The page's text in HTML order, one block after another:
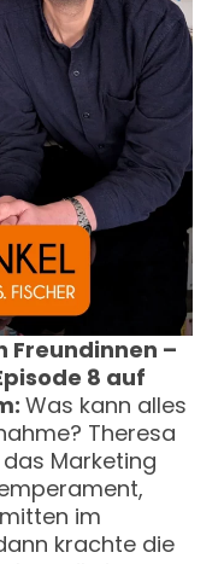
Freundinnen –
8 auf
Was kann alles
Theresa
das Marketing
im
krachte die